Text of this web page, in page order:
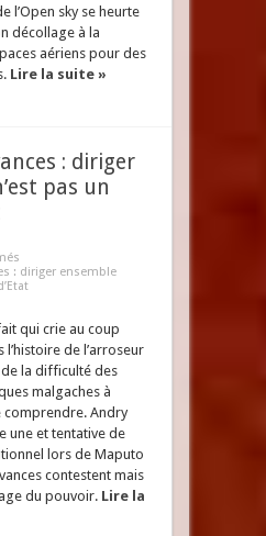
l’Open sky se heurte
décollage à la
aériens pour des
Lire la suite »
: diriger
pas un
: diriger ensemble
qui crie au coup
l’histoire de l’arroseur
la difficulté des
malgaches à
comprendre. Andry
une et tentative de
lors de Maputo
contestent mais
du pouvoir. Lire la